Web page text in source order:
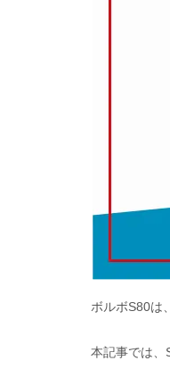
ボルボS80は
本記事では、